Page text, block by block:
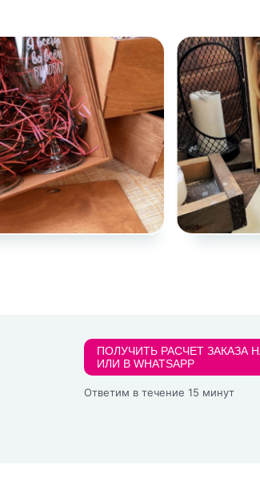
ПОЛУЧИТЬ РАСЧЕТ ЗАКАЗА
ИЛИ В WHATSAPP
Ответим в течение 15 минут